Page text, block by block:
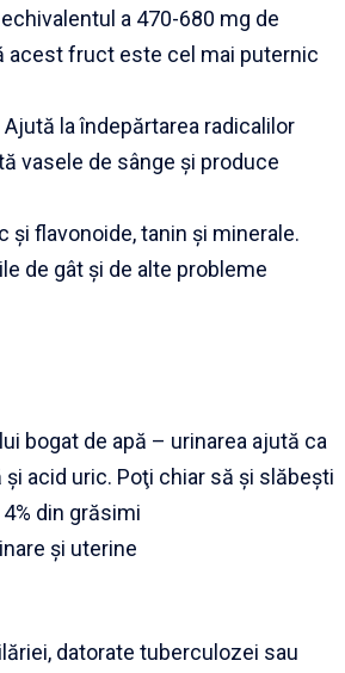
a 470-680 mg de
acest fruct este cel mai puternic
la îndepărtarea radicalilor
vasele de sânge şi produce
flavonoide, tanin şi minerale.
de gât şi de alte probleme
bogat de apă – urinarea ajută ca
acid uric. Poţi chiar să şi slăbeşti
din grăsimi
şi uterine
datorate tuberculozei sau